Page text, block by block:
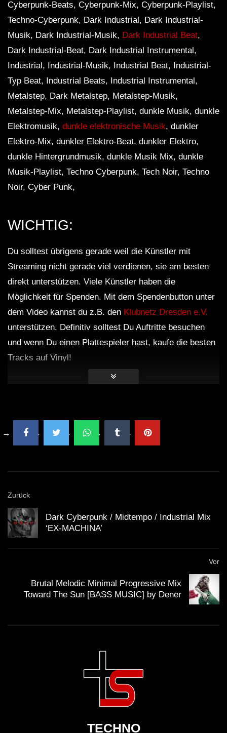
Cyberpunk-Beats, Cyberpunk-Mix, Cyberpunk-Playlist,
Techno-Cyberpunk, Dark Industrial, Dark Industrial-
Musik, Dark Industrial-Musik, Dark Industrial Beat,
Dark Industrial-Beat, Dark Industrial Instrumental,
Industrial, Industrial-Musik, Industrial Beat, Industrial-
Typ Beat, Industrial Beats, Industrial Instrumental,
Metalstep, Dark Metalstep, Metalstep-Musik,
Metalstep-Mix, Metalstep-Playlist, dunkle Musik, dunkle
Elektromusik, dunkle elektronische Musik, dunkler
Elektro-Mix, dunkler Elektro-Beat, dunkler Elektro,
dunkle Hintergrundmusik, dunkle Musik Mix, dunkle
Musik-Playlist, Techno Cyberpunk, Tech Noir, Techno
Noir, Cyber ​​Punk,
WICHTIG:
Du solltest übrigens gerade weil die Künstler mit
Streaming nicht gerade viel verdienen, sie am besten
direkt unterstützen. Viele Künstler haben die
Möglichkeit für Spenden. Mit dem Spendenbutton unter
dem Video kannst du z.B. den Klubnetz Dresden e.V.
unterstützen. Definitiv solltest Du Auftritte besuchen
und wenn Du einen Plattespieler hast, kaufe die besten
Tracks auf Vinyl!
Zurück
Dark Cyberpunk / Midtempo / Industrial Mix
‘EX-MACHINA’
Vor
Brutal Melodic Minimal Progressive Mix
Toward The Sun [BASS MUSIC] by Dener
TECHNO